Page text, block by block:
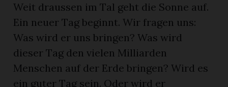
Weit draussen im Tal geht die Sonne auf.
Ein neuer Tag beginnt. Wir fragen uns:
Was wird er uns bringen? Was wird
dieser Tag den vielen Milliarden
Menschen auf der Erde bringen? Wird es
ein guter Tag sein. Oder wird er